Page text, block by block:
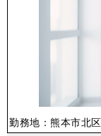
勤務地：熊本市北区